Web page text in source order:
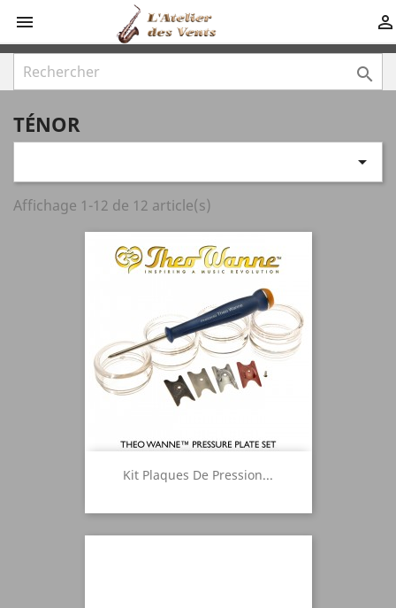
 

TÉNOR

Affichage 1-12 de 12 article(s)
Kit Plaques De Pression...